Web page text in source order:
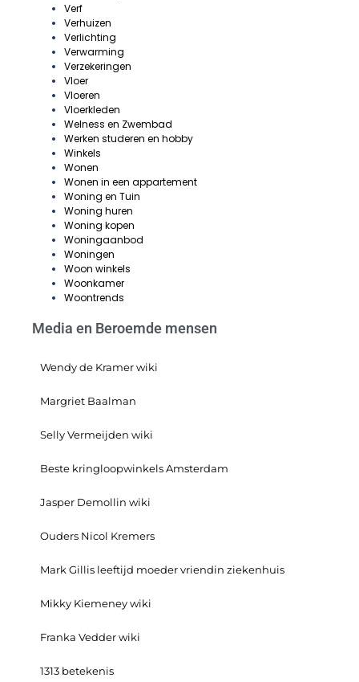
Verf
Verhuizen
Verlichting
Verwarming
Verzekeringen
Vloer
Vloeren
Vloerkleden
Welness en Zwembad
Werken studeren en hobby
Winkels
Wonen
Wonen in een appartement
Woning en Tuin
Woning huren
Woning kopen
Woningaanbod
Woningen
Woon winkels
Woonkamer
Woontrends
Media en Beroemde mensen
Wendy de Kramer wiki
Margriet Baalman
Selly Vermeijden wiki
Beste kringloopwinkels Amsterdam
Jasper Demollin wiki
Ouders Nicol Kremers
Mark Gillis leeftijd moeder vriendin ziekenhuis
Mikky Kiemeney wiki
Franka Vedder wiki
1313 betekenis